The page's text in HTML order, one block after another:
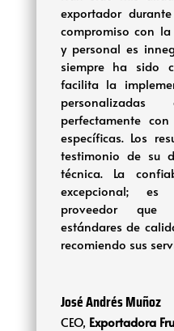
exportador
compromiso con
y personal es
siempre ha sido
facilita la
perfectamente
específicas. Los
testimonio de su
técnica. La
excepcional;
proveedor
estándares de
recomiendo sus
José Andrés Muñoz
CEO, Exportadora